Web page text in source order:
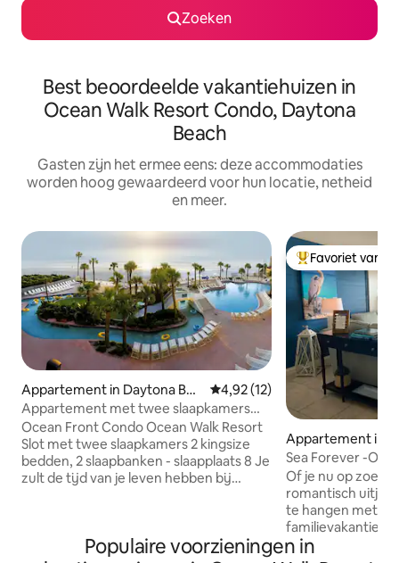
Zoeken
Best beoordeelde vakantiehuizen in
Ocean Walk Resort Condo, Daytona
Beach
Gasten zijn het ermee eens: deze accommodaties
worden hoog gewaardeerd voor hun locatie, netheid
en meer.
Appartement in Daytona Bea
ch
Gemiddelde beoordeling van
4,92 (12)
Appartement met twee slaapkamers
aan de oceaan, Daytona Beach (A384)
Ocean Front Condo Ocean Walk Resort
Slot met twee slaapkamers 2 kingsize
bedden, 2 slaapbanken - slaapplaats 8 Je
zult de tijd van je leven hebben bij
Florida. Een overvloed aan winkels,
Topfavoriet van
Favoriet van
Appartement in
e-Sea
Sea Forever -
Ormond Beach
Of je nu op zoek
romantisch uitje,
te hangen met
hebt de perfecte
Populaire voorzieningen in